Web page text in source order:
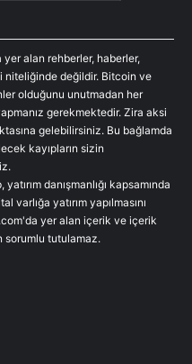
yer alan rehberler, haberler,
niteliğinde değildir. Bitcoin ve
olduğunu unutmadan her
gerekmektedir. Zira aksi
gelebilirsiniz. Bu bağlamda
kayıpların sizin
danışmanlığı kapsamında
yatırım yapılmasını
yer alan içerik ve içerik
sorumlu tutulamaz.